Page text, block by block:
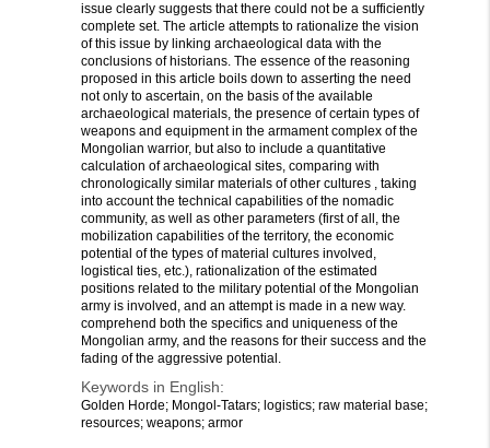
issue clearly suggests that there could not be a sufficiently
complete set. The article attempts to rationalize the vision
of this issue by linking archaeological data with the
conclusions of historians. The essence of the reasoning
proposed in this article boils down to asserting the need
not only to ascertain, on the basis of the available
archaeological materials, the presence of certain types of
weapons and equipment in the armament complex of the
Mongolian warrior, but also to include a quantitative
calculation of archaeological sites, comparing with
chronologically similar materials of other cultures , taking
into account the technical capabilities of the nomadic
community, as well as other parameters (first of all, the
mobilization capabilities of the territory, the economic
potential of the types of material cultures involved,
logistical ties, etc.), rationalization of the estimated
positions related to the military potential of the Mongolian
army is involved, and an attempt is made in a new way.
comprehend both the specifics and uniqueness of the
Mongolian army, and the reasons for their success and the
fading of the aggressive potential.
Keywords in English:
Golden Horde; Mongol-Tatars; logistics; raw material base;
resources; weapons; armor